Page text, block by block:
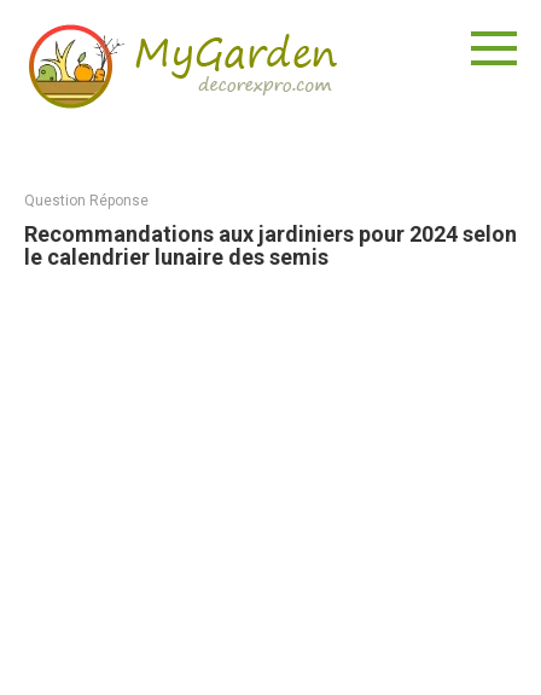
contenu
Question Réponse
Recommandations aux jardiniers pour 2024 selon
le calendrier lunaire des semis